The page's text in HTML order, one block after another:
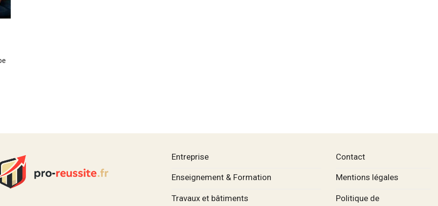
Entreprise
Enseignement & Formation
Travaux et bâtiments
Contact
Mentions légales
Politique de